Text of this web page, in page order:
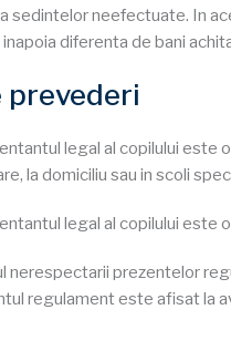
sedintelor neefectuate. In
inapoia diferenta de bani
prevederi
legal al copilului este
la domiciliu sau in scoli
legal al copilului este
nerespectarii prezentelor
regulament este afisat la